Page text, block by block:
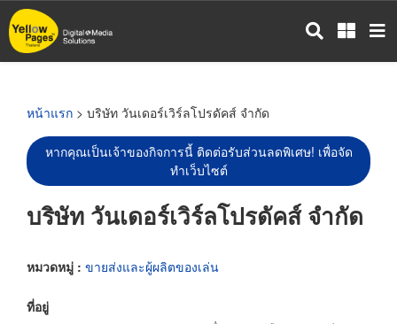
ข้าม
ไป
หน้าแรก > บริษัท วันเดอร์เวิร์ลโปรดัคส์ จำกัด
หากคุณเป็นเจ้าของกิจการนี้ ติดต่อรับส่วนลดพิเศษ! เพื่อจัด
ทำเว็บไซต์
บริษัท วันเดอร์เวิร์ลโปรดัคส์ จำกัด
หมวดหมู่ : ขายส่งและผู้ผลิตของเล่น
ที่อยู่